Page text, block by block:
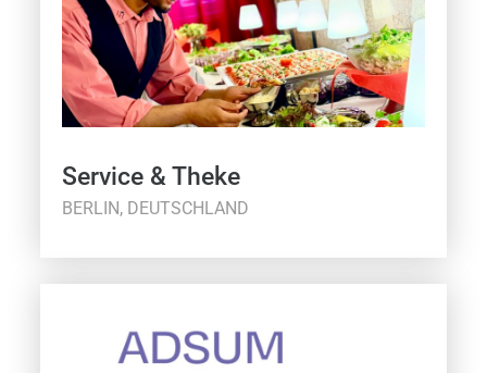
Service & Theke
BERLIN, DEUTSCHLAND